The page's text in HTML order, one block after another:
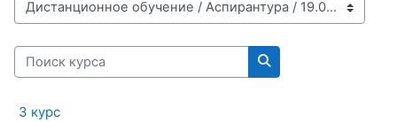
Категории курсов
Поиск курса
Поиск курса
3 курс